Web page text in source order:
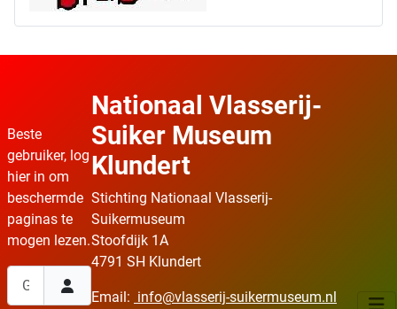
Beste
gebruiker, log
hier in om
beschermde
paginas te
mogen lezen.
Gebruikersnaam
Nationaal Vlasserij-
Suiker Museum
Klundert
Stichting Nationaal Vlasserij-
Suikermuseum
Stoofdijk 1A
4791 SH Klundert
Email: info@vlasserij-suikermuseum.nl